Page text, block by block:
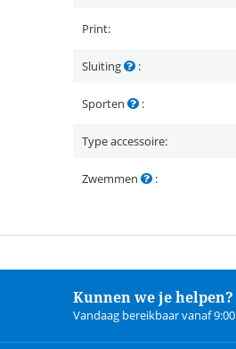
Print:
Sluiting :
Sporten :
Type accessoire:
Zwemmen :
Kunnen we je helpen?
Vandaag bereikbaar vanaf 9:00